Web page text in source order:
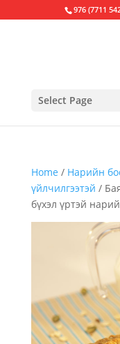
976 (7711
Select Page
Home / Нарийн
үйлчилгээтэй /
бүхэл үртэй